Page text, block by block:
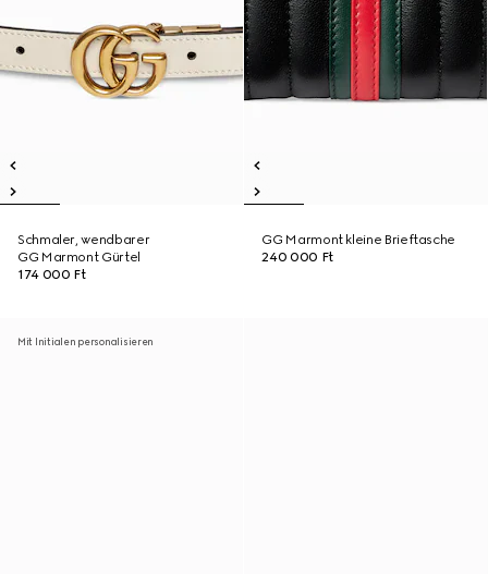
Schmaler, wendbarer
GG Marmont Gürtel
174 000 Ft
GG Marmont kleine Brieftasche
240 000 Ft
Mit Initialen personalisieren